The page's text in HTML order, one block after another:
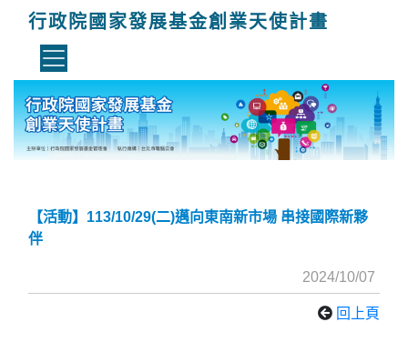
行政院國家發展基金創業天使計畫
【活動】113/10/29(二)邁向東南新市場 串接國際新夥
伴
2024/10/07
回上頁